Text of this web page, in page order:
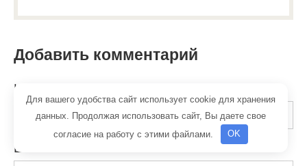
Добавить комментарий
Имя
Email
Для вашего удобства сайт использует cookie для хранения
данных. Продолжая использовать сайт, Вы даете свое
согласие на работу с этими файлами.
OK